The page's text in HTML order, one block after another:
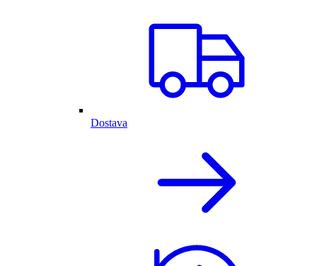
Dostava